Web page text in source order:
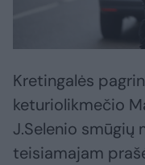
Kretingalės
keturiolikmečio
J.Selenio smūgių
teisiamajam